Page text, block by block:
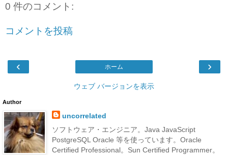
0 件のコメント:
コメントを投稿
‹ ›
ホーム
ウェブ バージョンを表示
Author
uncorrelated
ソフトウェア・エンジニア。Java JavaScript
PostgreSQL Oracle 等を使っています。Oracle
Certified Professional。Sun Certified Programmer。